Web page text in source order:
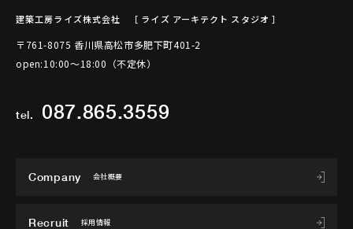
建築工房ライズ株式会社 ［ ライズ アーキテクト スタジオ ］
〒761-8075 香川県高松市多肥下町401-2
open:10:00～18:00（不定休）
tel. 087.865.3559
Company 会社概要
Recruit 採用情報